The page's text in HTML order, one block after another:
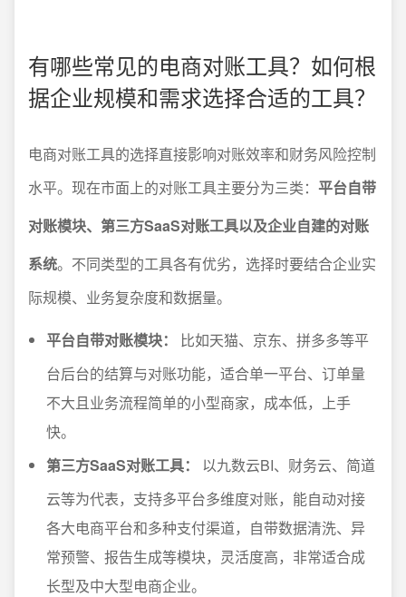
有哪些常见的电商对账工具？如何根
据企业规模和需求选择合适的工具？
电商对账工具的选择直接影响对账效率和财务风险控制
水平。现在市面上的对账工具主要分为三类： 平台自带
对账模块、第三方SaaS对账工具以及企业自建的对账
系统。不同类型的工具各有优劣，选择时要结合企业实
际规模、业务复杂度和数据量。
平台自带对账模块：
比如天猫、京东、拼多多等平
台后台的结算与对账功能，适合单一平台、订单量
不大且业务流程简单的小型商家，成本低，上手
快。
第三方SaaS对账工具：
以九数云BI、财务云、简道
云等为代表，支持多平台多维度对账，能自动对接
各大电商平台和多种支付渠道，自带数据清洗、异
常预警、报告生成等模块，灵活度高，非常适合成
长型及中大型电商企业。